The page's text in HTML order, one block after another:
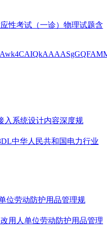
性考试（一诊）物理试题含
入系统设计内容深度规
中华人民共和国电力行业
位劳动防护用品管理规
用人单位劳动防护用品管理